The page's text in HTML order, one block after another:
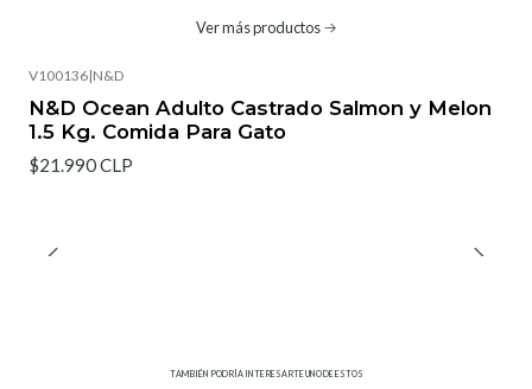
Ver más productos
V100136|N&D
N&D Ocean Adulto Castrado Salmon y Melon
1.5 Kg. Comida Para Gato
$21.990 CLP
TAMBIÉN PODRÍA INTERESARTE UNO DE ESTOS